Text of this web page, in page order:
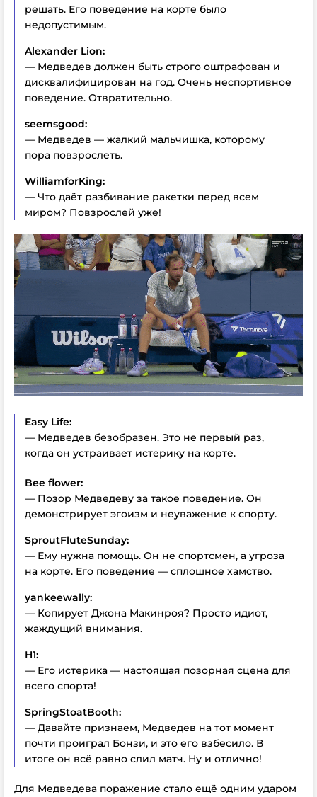
решать. Его поведение на корте было
недопустимым.
Alexander Lion:
— Медведев должен быть строго оштрафован и
дисквалифицирован на год. Очень неспортивное
поведение. Отвратительно.
seemsgood:
— Медведев — жалкий мальчишка, которому
пора повзрослеть.
WilliamforKing:
— Что даёт разбивание ракетки перед всем
миром? Повзрослей уже!
Easy Life:
— Медведев безобразен. Это не первый раз,
когда он устраивает истерику на корте.
Bee flower:
— Позор Медведеву за такое поведение. Он
демонстрирует эгоизм и неуважение к спорту.
SproutFluteSunday:
— Ему нужна помощь. Он не спортсмен, а угроза
на корте. Его поведение — сплошное хамство.
yankeewally:
— Копирует Джона Макинроя? Просто идиот,
жаждущий внимания.
H1:
— Его истерика — настоящая позорная сцена для
всего спорта!
SpringStoatBooth:
— Давайте признаем, Медведев на тот момент
почти проиграл Бонзи, и это его взбесило. В
итоге он всё равно слил матч. Ну и отлично!
Для Медведева поражение стало ещё одним ударом